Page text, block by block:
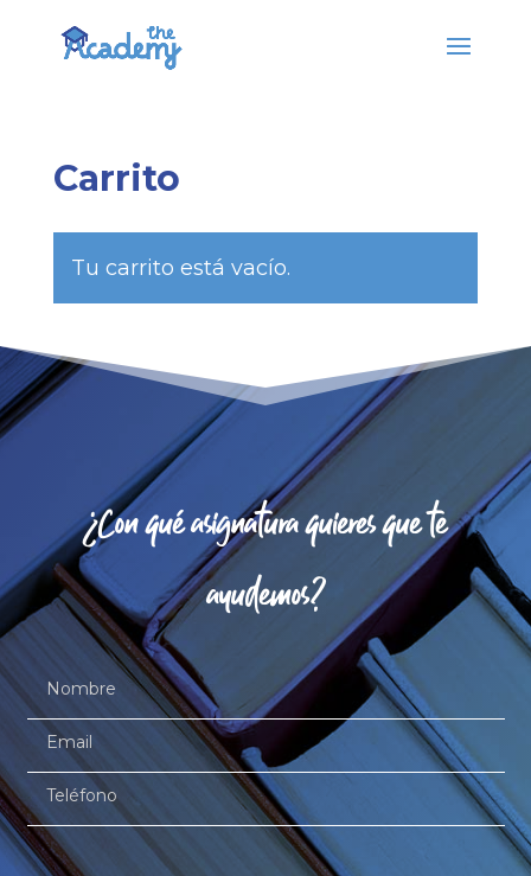
Carrito
Tu carrito está vacío.
¿Con qué asignatura quieres que te
ayudemos?
Política de privacidad